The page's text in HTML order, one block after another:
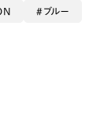
いですし
ブルー